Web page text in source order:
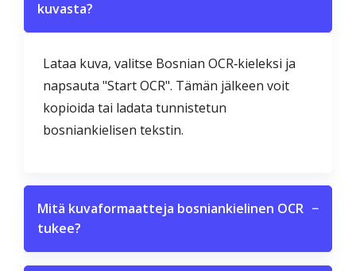
kuvasta?
Lataa kuva, valitse Bosnian OCR‑kieleksi ja
napsauta "Start OCR". Tämän jälkeen voit
kopioida tai ladata tunnistetun
bosniankielisen tekstin.
Mitä kuvaformaatteja bosniankielinen OCR
tukee?
−